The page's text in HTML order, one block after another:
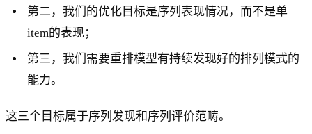
第二，我们的优化目标是序列表现情况，而不是单
item的表现；
第三，我们需要重排模型有持续发现好的排列模式的
能力。
这三个目标属于序列发现和序列评价范畴。